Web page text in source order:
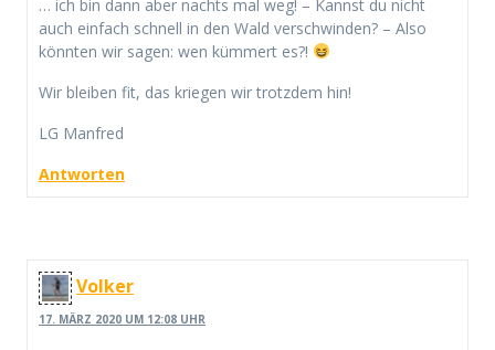
… ich bin dann aber nachts mal weg! – Kannst du nicht
auch einfach schnell in den Wald verschwinden? – Also
könnten wir sagen: wen kümmert es?!
Wir bleiben fit, das kriegen wir trotzdem hin!
LG Manfred
Antworten
Volker
17. MÄRZ 2020 UM 12:08 UHR